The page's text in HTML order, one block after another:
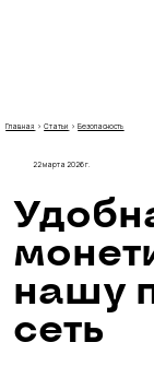
Главная ›Статьи ›Безопасность
нашу
сеть
22 марта 2026 г.